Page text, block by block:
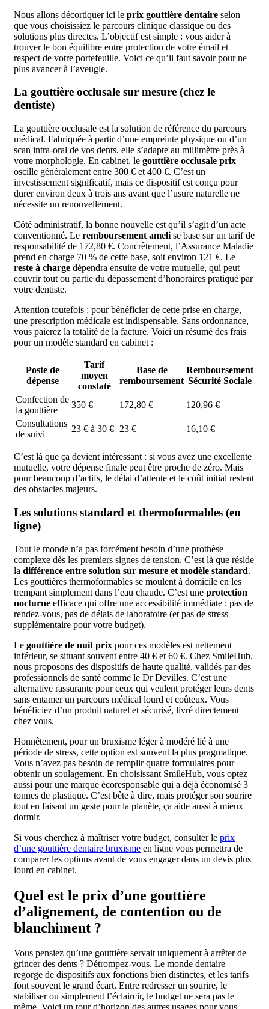
Nous allons décortiquer ici le prix gouttière dentaire selon
que vous choisissiez le parcours clinique classique ou des
solutions plus directes. L’objectif est simple : vous aider à
trouver le bon équilibre entre protection de votre émail et
respect de votre portefeuille. Voici ce qu’il faut savoir pour ne
plus avancer à l’aveugle.
La gouttière occlusale sur mesure (chez le
dentiste)
La gouttière occlusale est la solution de référence du parcours
médical. Fabriquée à partir d’une empreinte physique ou d’un
scan intra-oral de vos dents, elle s’adapte au millimètre près à
votre morphologie. En cabinet, le gouttière occlusale prix
oscille généralement entre 300 € et 400 €. C’est un
investissement significatif, mais ce dispositif est conçu pour
durer environ deux à trois ans avant que l’usure naturelle ne
nécessite un renouvellement.
Côté administratif, la bonne nouvelle est qu’il s’agit d’un acte
conventionné. Le remboursement ameli se base sur un tarif de
responsabilité de 172,80 €. Concrètement, l’Assurance Maladie
prend en charge 70 % de cette base, soit environ 121 €. Le
reste à charge dépendra ensuite de votre mutuelle, qui peut
couvrir tout ou partie du dépassement d’honoraires pratiqué par
votre dentiste.
Attention toutefois : pour bénéficier de cette prise en charge,
une prescription médicale est indispensable. Sans ordonnance,
vous paierez la totalité de la facture. Voici un résumé des frais
pour un modèle standard en cabinet :
Poste de
dépense
Tarif
moyen
constaté
Base de
remboursement
Remboursement
Sécurité Sociale
Confection de
la gouttière
350 € 172,80 €
120,96 €
Consultations
de suivi
23 € à 30 € 23 € 16,10 €
C’est là que ça devient intéressant : si vous avez une excellente
mutuelle, votre dépense finale peut être proche de zéro. Mais
pour beaucoup d’actifs, le délai d’attente et le coût initial restent
des obstacles majeurs.
Les solutions standard et thermoformables (en
ligne)
Tout le monde n’a pas forcément besoin d’une prothèse
complexe dès les premiers signes de tension. C’est là que réside
la différence entre solution sur mesure et modèle standard.
Les gouttières thermoformables se moulent à domicile en les
trempant simplement dans l’eau chaude. C’est une protection
nocturne efficace qui offre une accessibilité immédiate : pas de
rendez-vous, pas de délais de laboratoire (et pas de stress
supplémentaire pour votre budget).
Le gouttière de nuit prix pour ces modèles est nettement
inférieur, se situant souvent entre 40 € et 60 €. Chez SmileHub,
nous proposons des dispositifs de haute qualité, validés par des
professionnels de santé comme le Dr Devilles. C’est une
alternative rassurante pour ceux qui veulent protéger leurs dents
sans entamer un parcours médical lourd et coûteux. Vous
bénéficiez d’un produit naturel et sécurisé, livré directement
chez vous.
Honnêtement, pour un bruxisme léger à modéré lié à une
période de stress, cette option est souvent la plus pragmatique.
Vous n’avez pas besoin de remplir quatre formulaires pour
obtenir un soulagement. En choisissant SmileHub, vous optez
aussi pour une marque écoresponsable qui a déjà économisé 3
tonnes de plastique. C’est bête à dire, mais protéger son sourire
tout en faisant un geste pour la planète, ça aide aussi à mieux
dormir.
Si vous cherchez à maîtriser votre budget, consulter le prix
d’une gouttière dentaire bruxisme en ligne vous permettra de
comparer les options avant de vous engager dans un devis plus
lourd en cabinet.
Quel est le prix d’une gouttière
d’alignement, de contention ou de
blanchiment ?
Vous pensiez qu’une gouttière servait uniquement à arrêter de
grincer des dents ? Détrompez-vous. Le monde dentaire
regorge de dispositifs aux fonctions bien distinctes, et les tarifs
font souvent le grand écart. Entre redresser un sourire, le
stabiliser ou simplement l’éclaircir, le budget ne sera pas le